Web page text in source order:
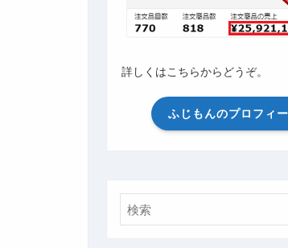
詳しくはこちらからどうぞ。
ふじもんのプロフィ